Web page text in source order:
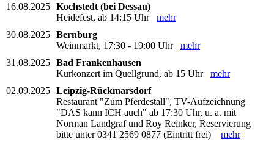
16.08.2025 Kochstedt (bei Dessau)
Heidefest, ab 14:15 Uhr mehr
30.08.2025 Bernburg
Weinmarkt, 17:30 - 19:00 Uhr mehr
31.08.2025 Bad Frankenhausen
Kurkonzert im Quellgrund, ab 15 Uhr mehr
02.09.2025 Leipzig-Rückmarsdorf
Restaurant "Zum Pferdestall", TV-Aufzeichnung
"DAS kann ICH auch" ab 17:30 Uhr, u. a. mit
Norman Landgraf und Roy Reinker, Reservierung
bitte unter 0341 2569 0877 (Eintritt frei) mehr